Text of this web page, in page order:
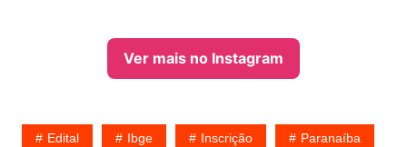
Ver mais no Instagram
Edital Ibge Inscrição Paranaíba